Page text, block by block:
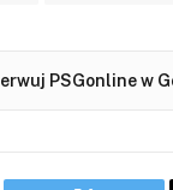
PSGonline w